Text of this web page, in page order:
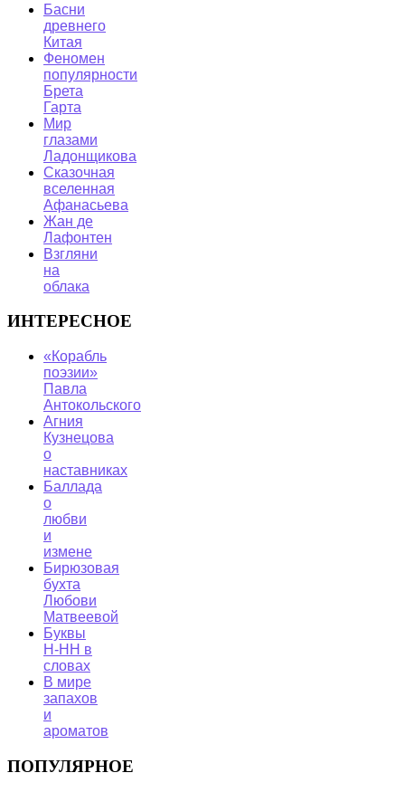
Басни
древнего
Китая
Феномен
популярности
Брета
Гарта
Мир
глазами
Ладонщикова
Сказочная
вселенная
Афанасьева
Жан де
Лафонтен
Взгляни
на
облака
ИНТЕРЕСНОЕ
«Корабль
поэзии»
Павла
Антокольского
Агния
Кузнецова
о
наставниках
Баллада
о
любви
и
измене
Бирюзовая
бухта
Любови
Матвеевой
Буквы
Н-НН в
словах
В мире
запахов
и
ароматов
ПОПУЛЯРНОЕ